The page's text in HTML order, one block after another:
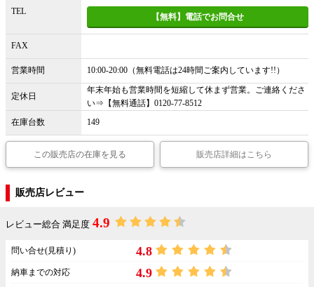
TEL
【無料】電話でお問合せ
FAX
営業時間 10:00-20:00（無料電話は24時間ご案内しています!!）
定休日
年末年始も営業時間を短縮して休まず営業。ご連絡くださ
い⇒【無料通話】0120-77-8512
在庫台数
149
この販売店の在庫を見る 販売店詳細はこちら
販売店レビュー
レビュー総合 満足度 4.9
問い合せ(見積り) 4.8
納車までの対応 4.9